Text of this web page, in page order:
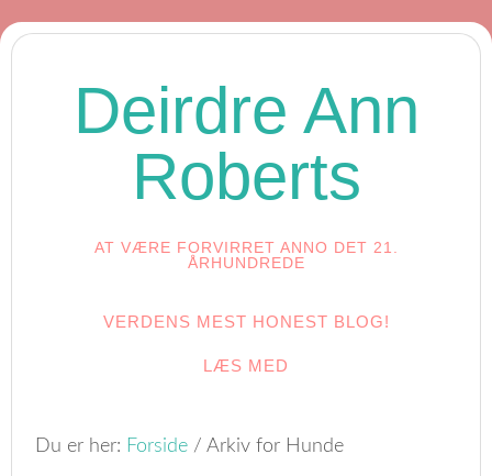
Deirdre Ann
Roberts
AT VÆRE FORVIRRET ANNO DET 21.
ÅRHUNDREDE
VERDENS MEST HONEST BLOG!
LÆS MED
Du er her: Forside / Arkiv for Hunde